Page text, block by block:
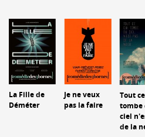
La Fille de
Déméter
Je ne veux
pas la faire
Tout
tombe
ciel
de la